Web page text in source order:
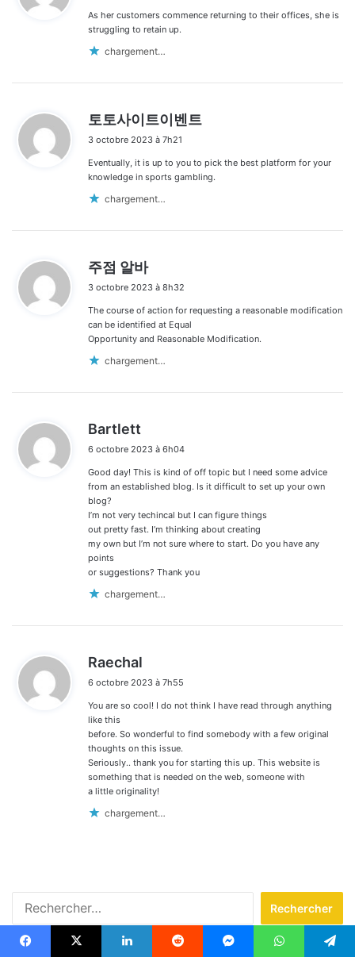
:
As her customers commence returning to their offices, she is
struggling to retain up.
chargement…
토토사이트이벤트
:
3 octobre 2023 à 7h21
Eventually, it is up to you to pick the best platform for your
knowledge in sports gambling.
chargement…
주점 알바
t
:
3 octobre 2023 à 8h32
The course of action for requesting a reasonable modification
can be identified at Equal
Opportunity and Reasonable Modification.
chargement…
Bartlett
t
:
6 octobre 2023 à 6h04
Good day! This is kind of off topic but I need some advice
from an established blog. Is it difficult to set up your own
blog?
I’m not very techincal but I can figure things
out pretty fast. I’m thinking about creating
my own but I’m not sure where to start. Do you have any
points
or suggestions? Thank you
chargement…
Raechal
t
6 octobre 2023 à 7h55
You are so cool! I do not think I have read through anything
like this
before. So wonderful to find somebody with a few original
thoughts on this issue.
Seriously.. thank you for starting this up. This website is
something that is needed on the web, someone with
a little originality!
chargement…